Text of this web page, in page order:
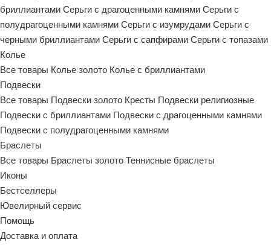
бриллиантами Серьги с драгоценными камнями Серьги с
полудрагоценными камнями Серьги с изумрудами Серьги с
черными бриллиантами Серьги с сапфирами Серьги с топазами
Колье
Все товары Колье золото Колье с бриллиантами
Подвески
Все товары Подвески золото Кресты Подвески религиозные
Подвески с бриллиантами Подвески с драгоценными камнями
Подвески с полудрагоценными камнями
Браслеты
Все товары Браслеты золото Теннисные браслеты
Иконы
Бестселлеры
Ювелирный сервис
Помощь
Доставка и оплата